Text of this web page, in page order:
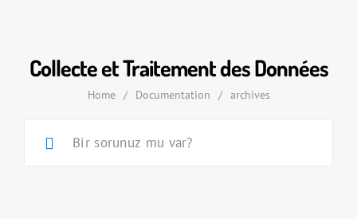
Collecte et Traitement des Données
Home / Documentation / archives